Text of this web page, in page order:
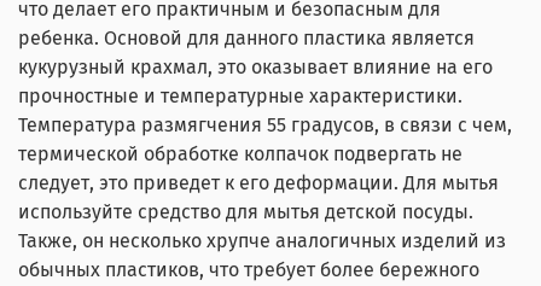
что делает его практичным и безопасным для
ребенка. Основой для данного пластика является
кукурузный крахмал, это оказывает влияние на его
прочностные и температурные характеристики.
Температура размягчения 55 градусов, в связи с чем,
термической обработке колпачок подвергать не
следует, это приведет к его деформации. Для мытья
используйте средство для мытья детской посуды.
Также, он несколько хрупче аналогичных изделий из
обычных пластиков, что требует более бережного